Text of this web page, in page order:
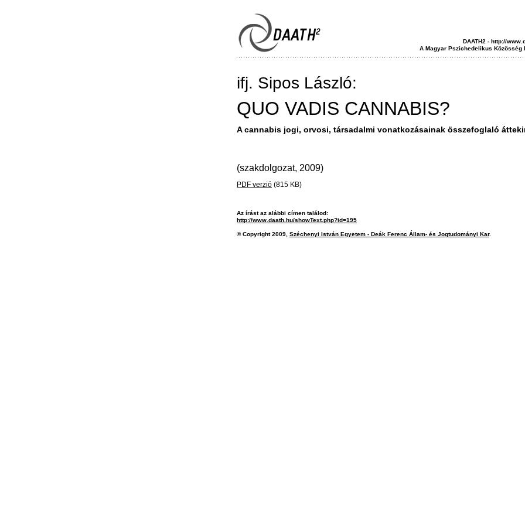
DAATH2 - http://
A Magyar Pszichedelikus Közösség
ifj. Sipos László:
QUO VADIS CANNABIS?
A cannabis jogi, orvosi, társadalmi vonatkozásainak összefoglaló
(szakdolgozat, 2009)
PDF verzió (815 KB)
Az írást az alábbi címen találod:
http://www.daath.hu/showText.php?id=195
© Copyright 2009, Széchenyi István Egyetem - Deák Ferenc Állam- és Jogtudományi Kar.